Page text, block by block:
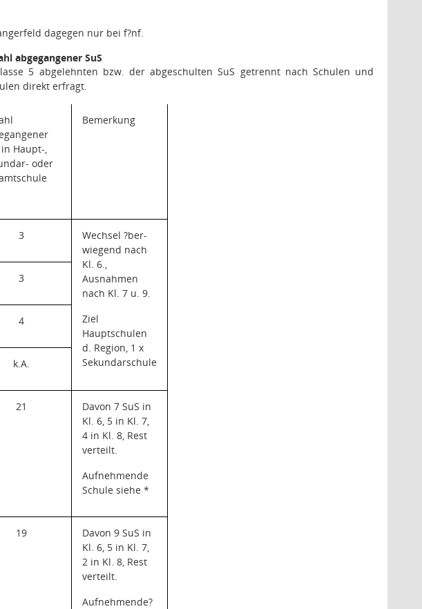
dagegen nur bei f?nf.
abgegangener SuS
5 abgelehnten bzw. der abgeschulten SuS getrennt nach Schulen und
direkt erfragt.
in Haupt-,
oder
Bemerkung
3
Wechsel ?ber-
wiegend nach
Kl. 6.,
Ausnahmen
nach Kl. 7 u. 9.
Ziel
Hauptschulen
d. Region, 1 x
Sekundarschule
3
4
k.A.
21
Davon 7 SuS in
Kl. 6, 5 in Kl. 7,
4 in Kl. 8, Rest
verteilt.
Aufnehmende
Schule siehe *
19
Davon 9 SuS in
Kl. 6, 5 in Kl. 7,
2 in Kl. 8, Rest
verteilt.
Aufnehmende?